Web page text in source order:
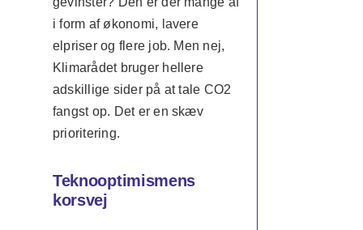
i form af økonomi, lavere
elpriser og flere job. Men nej,
Klimarådet bruger hellere
adskillige sider på at tale CO2
fangst op. Det er en skæv
prioritering.
Teknooptimismens
korsvej